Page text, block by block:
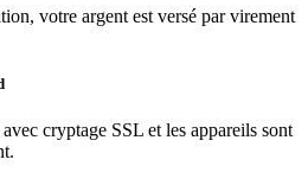
votre argent est versé par virement
cryptage SSL et les appareils sont